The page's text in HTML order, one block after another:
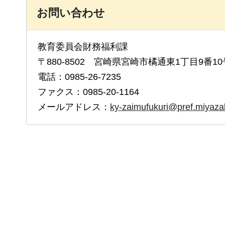
お問い合わせ
教育委員会財務福利課
〒880-8502 宮崎県宮崎市橘通東1丁目9番10
電話：0985-26-7235
ファクス：0985-20-1164
メールアドレス： ky-